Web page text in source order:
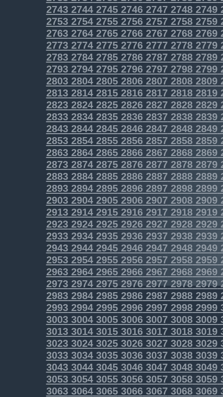
2743274427452746274727482749
2753275427552756275727582759
2763276427652766276727682769
2773277427752776277727782779
2783278427852786278727882789
2793279427952796279727982799
2803280428052806280728082809
2813281428152816281728182819
2823282428252826282728282829
2833283428352836283728382839
2843284428452846284728482849
28532854285528562857 28582859
28632864286528662867 28682869
28732874287528762877 28782879
2883288428852886288728882889
2893289428952896289728982899
2903290429052906290729082909
29132914291529162917 29182919
29232924292529262927 29282929
29332934293529362937 29382939
29432944294529462947 29482949
29532954295529562957 29582959
29632964296529662967 29682969
2973297429752976297729782979
2983298429852986298729882989
2993299429952996299729982999
3003300430053006300730083009
3013301430153016301730183019
3023302430253026302730283029
3033303430353036303730383039
3043304430453046304730483049
3053305430553056305730583059
3063306430653066306730683069